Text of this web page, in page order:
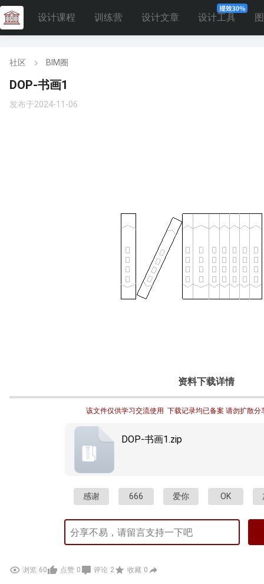
设计课程 训练营 设计文章 设计工具
社区 BIM圈
DOP-书画1
发布于2024-11-06
资料下载详情
该文件仅供学习交流使用  下载记录均已备案 请勿扩散分
DOP-书画1.zip
感谢 666 爱你 OK
浏览 60 点赞 0 评论 2 收藏 0